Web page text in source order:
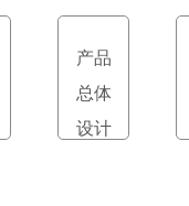
产品
总体
设计